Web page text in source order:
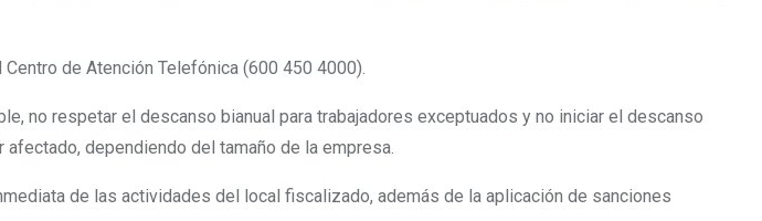
de Atención Telefónica (600 450 4000).
no respetar el descanso bianual para trabajadores exceptuados y no iniciar el descanso
dependiendo del tamaño de la empresa.
de las actividades del local fiscalizado, además de la aplicación de sanciones